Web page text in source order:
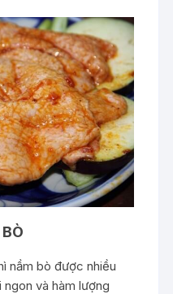
nầm bò được nhiều
và hàm lượng